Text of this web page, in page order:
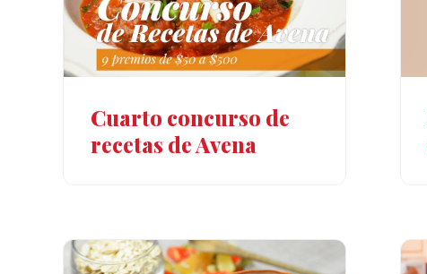
Cuarto concurso de
recetas de Avena